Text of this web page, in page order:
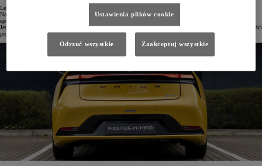
Lekka, a jednocześnie sztywna konstrukcja nowego liftbacka oparta została na platformie TNGA 2. generacji.
Nadwozie w kształcie klina, z którego znany jest Prius, zyskało bardziej dynamiczny, nowoczesny styl i
sportowy wygląd. Samochód jest o 50 mm niższy, o 22 mm szerszy i o 46 mm krótszy od poprzednika.
Jednocześnie rozstaw osi wzrósł o 50 mm, a punkt szczytowy dachu został przesunięty w kierunku tylnej części
pojazdu.
Ustawienia plików cookie
Odrzuć wszystkie Zaakceptuj wszystkie